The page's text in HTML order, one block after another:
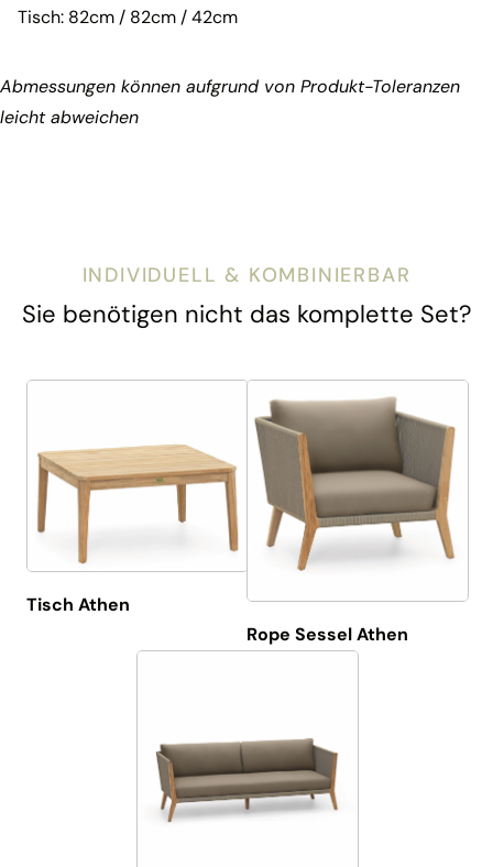
Tisch: 82cm / 82cm / 42cm
Abmessungen können aufgrund von Produkt-Toleranzen
leicht abweichen
INDIVIDUELL & KOMBINIERBAR
Sie benötigen nicht das komplette Set?
Tisch Athen
Rope Sessel Athen